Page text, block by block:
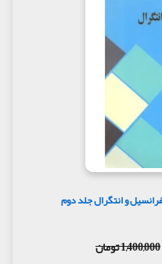
و انتگرال جلد دوم
1,400,000 تومان